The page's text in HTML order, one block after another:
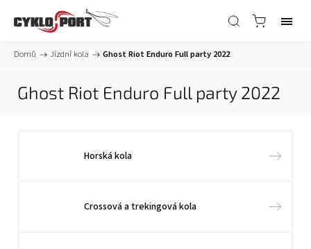
Domů / Jízdní kola / Ghost Riot Enduro Full party 2022
Ghost Riot Enduro Full party 2022
Horská kola
Crossová a trekingová kola